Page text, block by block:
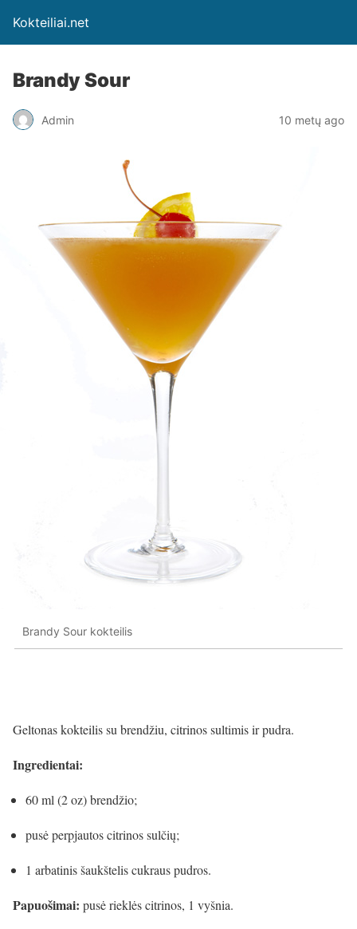
Kokteiliai.net
Brandy Sour
Admin 10 metų ago
Brandy Sour kokteilis
Geltonas kokteilis su brendžiu, citrinos sultimis ir pudra.
Ingredientai:
60 ml (2oz) brendžio;
pusė perpjautos citrinos sulčių;
1 arbatinis šaukštelis cukraus pudros.
Papuošimai: pusė rieklės citrinos, 1 vyšnia.